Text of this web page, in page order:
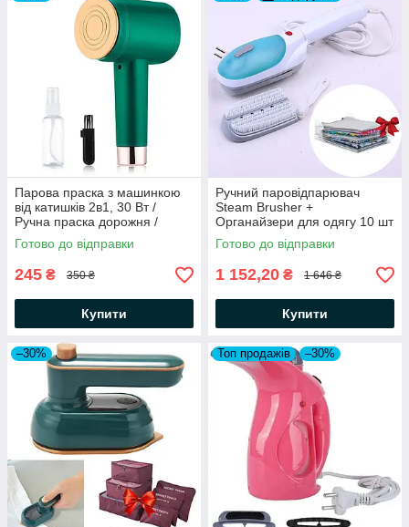
Парова праска з машинкою
від катишків 2в1, 30 Вт /
Ручна праска дорожня /
Пристрій для катишків
Готово до відправки
245 ₴ 350 ₴
Купити
Ручний паровідпарювач
Steam Brusher +
Органайзери для одягу 10 шт
Готово до відправки
1 152,20 ₴ 1 646 ₴
Купити
–30% Топ продажів –30%